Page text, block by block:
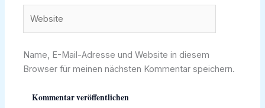
Name, E-Mail-Adresse und Website in diesem
Browser für meinen nächsten Kommentar speichern.